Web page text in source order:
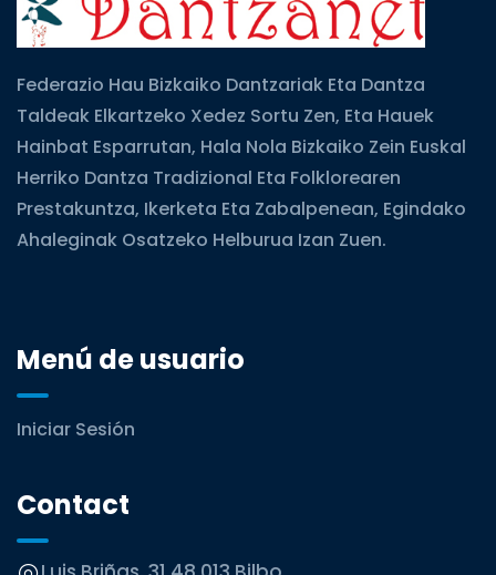
Federazio Hau Bizkaiko Dantzariak Eta Dantza
Taldeak Elkartzeko Xedez Sortu Zen, Eta Hauek
Hainbat Esparrutan, Hala Nola Bizkaiko Zein Euskal
Herriko Dantza Tradizional Eta Folklorearen
Prestakuntza, Ikerketa Eta Zabalpenean, Egindako
Ahaleginak Osatzeko Helburua Izan Zuen.
Menú de usuario
Iniciar Sesión
Contact